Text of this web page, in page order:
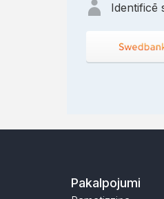
Identificē
Pakalpojumi